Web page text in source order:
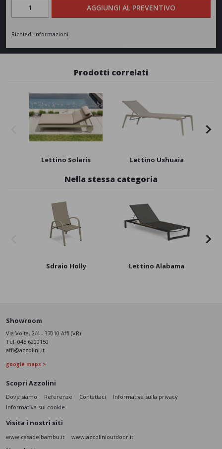
AGGIUNGI AL PREVENTIVO
Richiedi informazioni
Prodotti correlati
Lettino Solaris Lettino Ushuaia
Nella stessa categoria
Sdraio Holly Lettino Alabama
Showroom
Via Volta, 2/4 - 37010 Affi (VR)
Tel: 045 6200150
affi@azzolini.it
google maps >
Scopri Azzolini
Dove siamo Referenze Contattaci
Informativa sulla privacy
Informativa sui cookie
Visita i nostri siti
www.casadelbambu.it www.azzolinioutdoor.it